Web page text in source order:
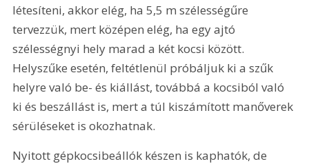
létesíteni, akkor elég, ha 5,5 m szélességűre
tervezzük, mert középen elég, ha egy ajtó
szélességnyi hely marad a két kocsi között.
Helyszűke esetén, feltétlenül próbáljuk ki a szűk
helyre való be- és kiállást, továbbá a kocsiból való
ki és beszállást is, mert a túl kiszámított manőverek
sérüléseket is okozhatnak.
Nyitott gépkocsibeállók készen is kaphatók, de